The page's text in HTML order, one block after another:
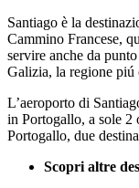
Santiago è la
Cammino Francese,
servire anche da
Galizia, la regione piú
L’aeroporto di
in Portogallo, a sole 2
Portogallo, due
Scopri altre